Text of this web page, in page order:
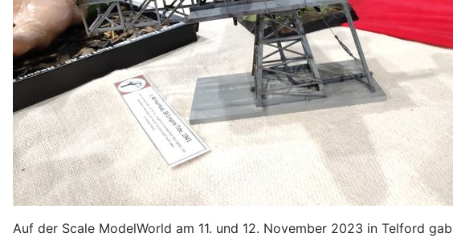
Auf der Scale ModelWorld am 11. und 12. November 2023 in Telford